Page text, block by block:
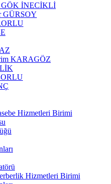
GÖK İNECİKLİ
GÜRSOY
KARAGÖZ
Hizmetleri Birimi
Hizmetleri Birimi